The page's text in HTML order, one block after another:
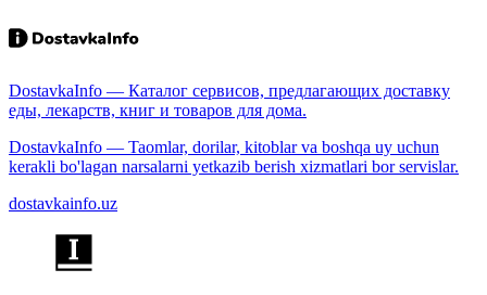
DostavkaInfo — Каталог сервисов, предлагающих доставку
еды, лекарств, книг и товаров для дома.
DostavkaInfo — Taomlar, dorilar, kitoblar va boshqa uy uchun
kerakli bo'lagan narsalarni yetkazib berish xizmatlari bor servislar.
dostavkainfo.uz